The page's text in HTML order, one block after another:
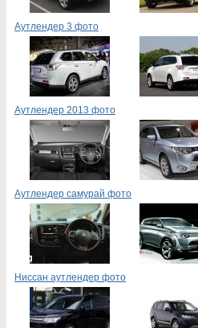
Аутлендер 3 фото
Аутлендер 2013 фото
Аутлендер самурай фото
Ниссан аутлендер фото